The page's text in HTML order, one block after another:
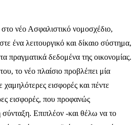
νέο Ασφαλιστικό νομοσχέδιο,
ένα λειτουργικό και δίκαιο σύστημα,
πραγματικά δεδομένα της οικονομίας.
το νέο πλαίσιο προβλέπει μία
εισφορές και πέντε
εισφορές, που προφανώς
Επιπλέον -και θέλω να το